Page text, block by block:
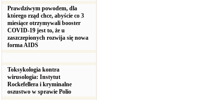
Prawdziwym powodem, dla
którego rząd chce, abyście co 3
miesiące otrzymywali booster
COVID-19 jest to, że u
zaszczepionych rozwija się nowa
forma AIDS
Toksykologia kontra
wirusologia: Instytut
Rockefellera i kryminalne
oszustwo w sprawie Polio